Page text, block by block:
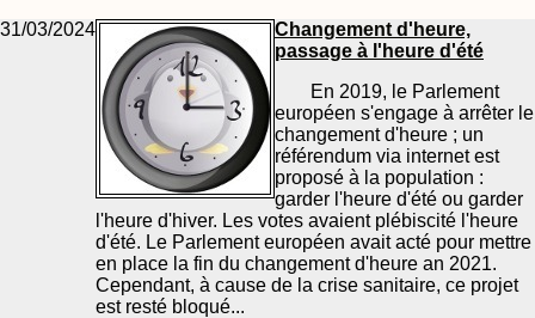
31/03/2024
Changement d'heure,
passage à l'heure d'été
En 2019, le Parlement
européen s'engage à arrêter le
changement d'heure ; un
référendum via internet est
proposé à la population :
garder l'heure d'été ou garder
l'heure d'hiver. Les votes avaient plébiscité l'heure
d'été. Le Parlement européen avait acté pour mettre
en place la fin du changement d'heure an 2021.
Cependant, à cause de la crise sanitaire, ce projet
est resté bloqué...